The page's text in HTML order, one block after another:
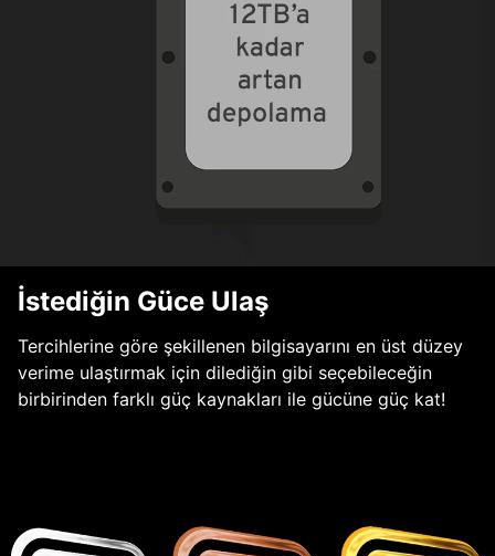
İstediğin Güce Ulaş
Tercihlerine göre şekillenen bilgisayarını en üst düzey
verime ulaştırmak için dilediğin gibi seçebileceğin
birbirinden farklı güç kaynakları ile gücüne güç kat!